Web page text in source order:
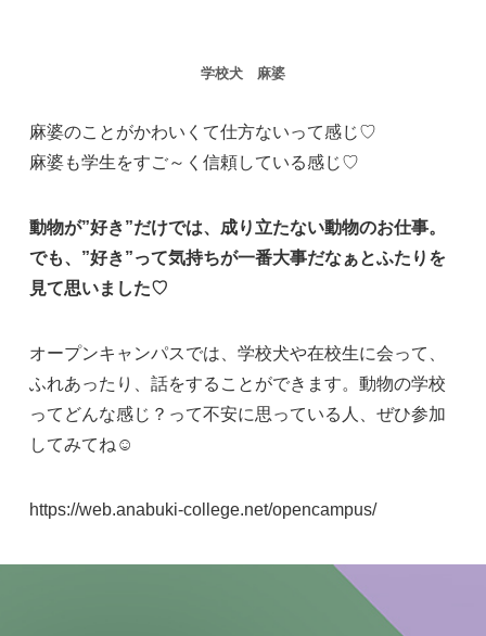
学校犬 麻婆
麻婆のことがかわいくて仕方ないって感じ♡
麻婆も学生をすご～く信頼している感じ♡
動物が”好き”だけでは、成り立たない動物のお仕事。
でも、 ”好き”って気持ちが一番大事だなぁとふたりを
見て思いました♡
オープンキャンパスでは、学校犬や在校生に会って、
ふれあったり、話をすることができます。動物の学校
ってどんな感じ？って不安に思っている人、ぜひ参加
してみてね☺
https://web.anabuki-college.net/opencampus/